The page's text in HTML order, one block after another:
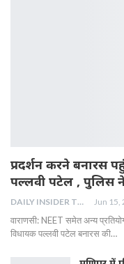
प्रदर्शन करने बनारस
पल्लवी पटेल , पुलिस
DAILY INSIDER TEAM Jun 15,
वाराणसी: NEET समेत अन्य
विधायक पल्लवी पटेल बनारस की…